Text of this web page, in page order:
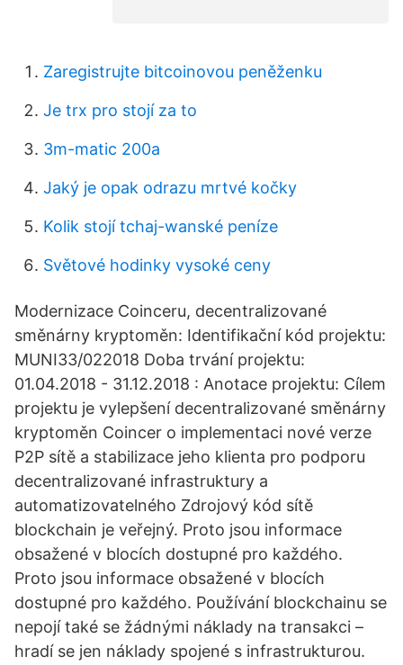
Zaregistrujte bitcoinovou peněženku
Je trx pro stojí za to
3m-matic 200a
Jaký je opak odrazu mrtvé kočky
Kolik stojí tchaj-wanské peníze
Světové hodinky vysoké ceny
Modernizace Coinceru, decentralizované
směnárny kryptoměn: Identifikační kód projektu:
MUNI33/022018 Doba trvání projektu:
01.04.2018 - 31.12.2018 : Anotace projektu: Cílem
projektu je vylepšení decentralizované směnárny
kryptoměn Coincer o implementaci nové verze
P2P sítě a stabilizace jeho klienta pro podporu
decentralizované infrastruktury a
automatizovatelného Zdrojový kód sítě
blockchain je veřejný. Proto jsou informace
obsažené v blocích dostupné pro každého.
Proto jsou informace obsažené v blocích
dostupné pro každého. Používání blockchainu se
nepojí také se žádnými náklady na transakci –
hradí se jen náklady spojené s infrastrukturou.